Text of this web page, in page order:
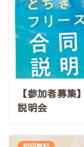
【参加者募集
説明会